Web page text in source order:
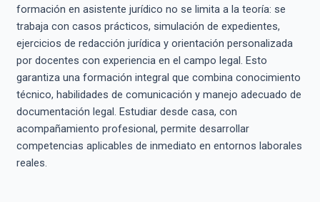
formación en asistente jurídico no se limita a la teoría: se
trabaja con casos prácticos, simulación de expedientes,
ejercicios de redacción jurídica y orientación personalizada
por docentes con experiencia en el campo legal. Esto
garantiza una formación integral que combina conocimiento
técnico, habilidades de comunicación y manejo adecuado de
documentación legal. Estudiar desde casa, con
acompañamiento profesional, permite desarrollar
competencias aplicables de inmediato en entornos laborales
reales.